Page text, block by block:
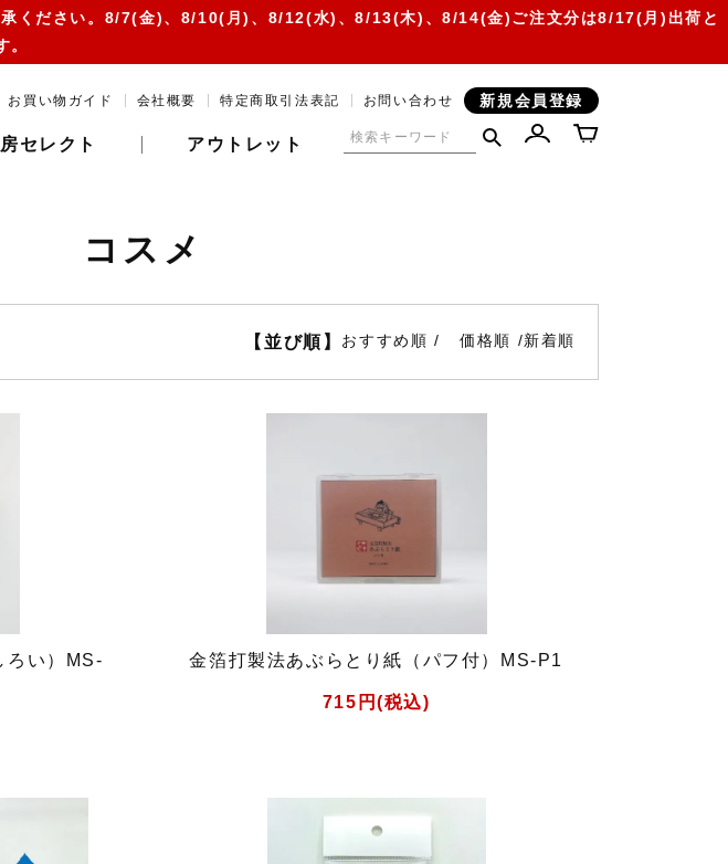
ください。8/7(金)、8/10(月)、8/12(水)、8/13(木)、8/14(金)ご注文分は8/17(月)出荷と
。
お買い物ガイド 会社概要 特定商取引法表記 お問い合わせ 新規会員登録
セレクト アウトレット
コスメ
【並び順】 おすすめ順 価格順 新着順
ろい）MS-
金箔打製法あぶらとり紙（パフ付）MS-P1
715円(税込)